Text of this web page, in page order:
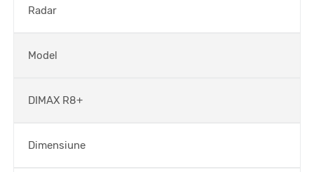
Radar
Model
DIMAX R8+
Dimensiune